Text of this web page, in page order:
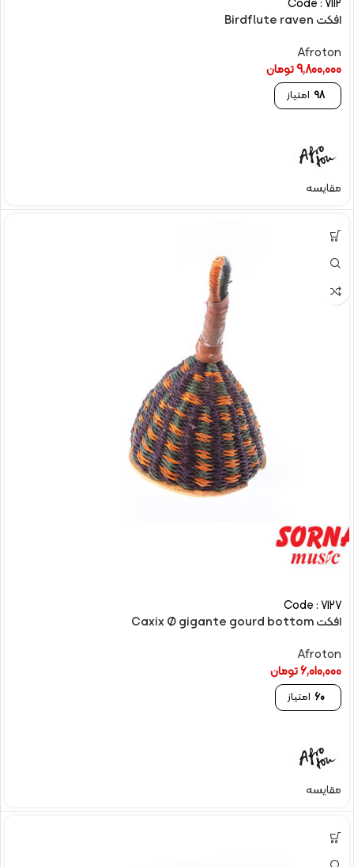
Code : 7112
افکت Birdflute raven
Afroton
9,800,000تومان
98 امتیاز
مقایسه
Code : 7127
افکت Caxix Ø gigante gourd bottom
Afroton
6,010,000تومان
60 امتیاز
مقایسه